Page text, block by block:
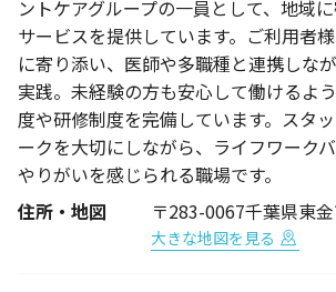
ントケアグループの一員として、地域
サービスを提供しています。ご利用者
に寄り添い、医師や多職種と連携しな
実践。未経験の方も安心して働けるよ
度や研修制度を完備しています。スタ
ークを大切にしながら、ライフワーク
やりがいを感じられる職場です。
住所・地図
〒283-0067千葉県東
大きな地図を見る